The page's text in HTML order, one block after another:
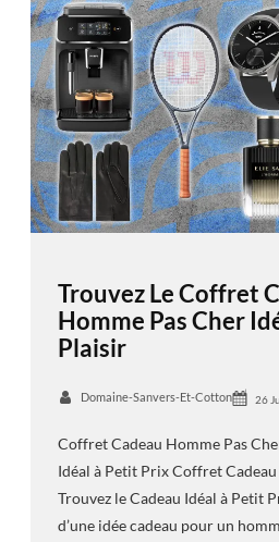
Trouvez Le Coffret
Homme Pas Cher
Plaisir
Domaine-Sanvers-Et-Cotton 26
Coffret Cadeau Homme Pas
Idéal à Petit Prix Coffret
Trouvez le Cadeau Idéal à Petit
d’une idée cadeau pour un